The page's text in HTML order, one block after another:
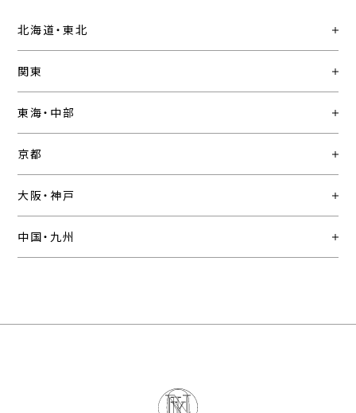
北海道・東北
関東
東海・中部
京都
大阪・神戸
中国・九州